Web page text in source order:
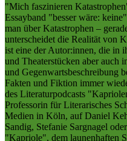
"Mich faszinieren
Essayband "besser wäre:
man über Katastrophen –
unterscheidet die Realität von
ist eine der Autor:innen, die in
und Theaterstücken aber auch
und Gegenwartsbeschreibung
Fakten und Fiktion immer
des Literaturpodcasts
Professorin für Literarisches
Medien in Köln, auf Daniel
Sandig, Stefanie Sargnagel
"Kapriole", dem launenhaften